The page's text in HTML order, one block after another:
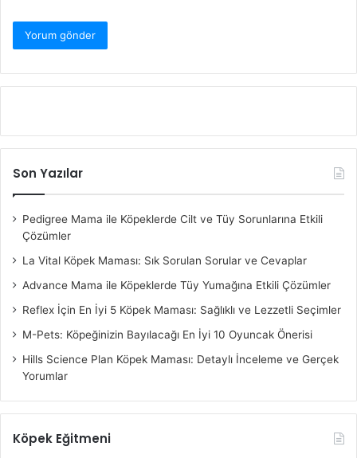
Son Yazılar
Pedigree Mama ile Köpeklerde Cilt ve Tüy Sorunlarına Etkili
Çözümler
La Vital Köpek Maması: Sık Sorulan Sorular ve Cevaplar
Advance Mama ile Köpeklerde Tüy Yumağına Etkili Çözümler
Reflex İçin En İyi 5 Köpek Maması: Sağlıklı ve Lezzetli Seçimler
M-Pets: Köpeğinizin Bayılacağı En İyi 10 Oyuncak Önerisi
Hills Science Plan Köpek Maması: Detaylı İnceleme ve Gerçek
Yorumlar
Köpek Eğitmeni